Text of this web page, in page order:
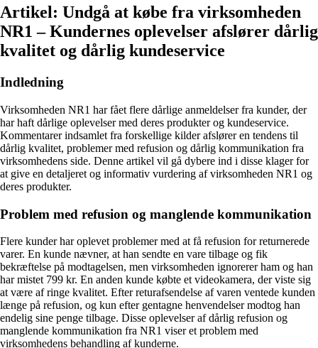
Artikel: Undgå at købe fra virksomheden
NR1 – Kundernes oplevelser afslører dårlig
kvalitet og dårlig kundeservice
Indledning
Virksomheden NR1 har fået flere dårlige anmeldelser fra kunder, der
har haft dårlige oplevelser med deres produkter og kundeservice.
Kommentarer indsamlet fra forskellige kilder afslører en tendens til
dårlig kvalitet, problemer med refusion og dårlig kommunikation fra
virksomhedens side. Denne artikel vil gå dybere ind i disse klager for
at give en detaljeret og informativ vurdering af virksomheden NR1 og
deres produkter.
Problem med refusion og manglende kommunikation
Flere kunder har oplevet problemer med at få refusion for returnerede
varer. En kunde nævner, at han sendte en vare tilbage og fik
bekræftelse på modtagelsen, men virksomheden ignorerer ham og han
har mistet 799 kr. En anden kunde købte et videokamera, der viste sig
at være af ringe kvalitet. Efter returafsendelse af varen ventede kunden
længe på refusion, og kun efter gentagne henvendelser modtog han
endelig sine penge tilbage. Disse oplevelser af dårlig refusion og
manglende kommunikation fra NR1 viser et problem med
virksomhedens behandling af kunderne.